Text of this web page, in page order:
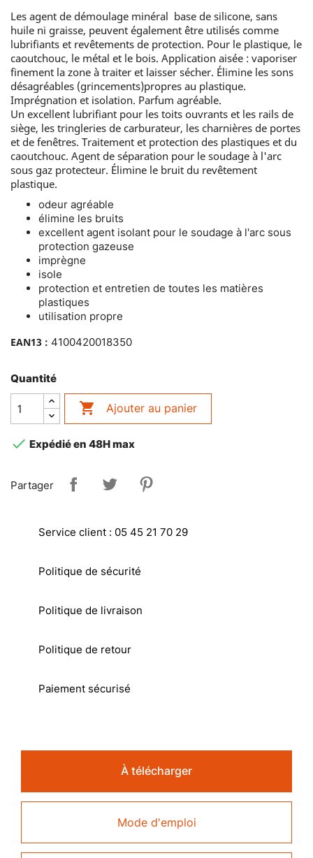
Les agent de démoulage minéral base de silicone, sans
huile ni graisse, peuvent également être utilisés comme
lubrifiants et revêtements de protection. Pour le plastique, le
caoutchouc, le métal et le bois. Application aisée : vaporiser
finement la zone à traiter et laisser sécher. Élimine les sons
désagréables (grincements)propres au plastique.
Imprégnation et isolation. Parfum agréable.
Un excellent lubrifiant pour les toits ouvrants et les rails de
siège, les tringleries de carburateur, les charnières de portes
et de fenêtres. Traitement et protection des plastiques et du
caoutchouc. Agent de séparation pour le soudage à l'arc
sous gaz protecteur. Élimine le bruit du revêtement
plastique.
odeur agréable
élimine les bruits
excellent agent isolant pour le soudage à l'arc sous
protection gazeuse
imprègne
isole
protection et entretien de toutes les matières
plastiques
utilisation propre
EAN13 : 4100420018350
Quantité
 Ajouter au panier
 Expédié en 48H max
Partager
Service client : 05 45 21 70 29
Politique de sécurité
Politique de livraison
Politique de retour
Paiement sécurisé
À télécharger
Mode d'emploi